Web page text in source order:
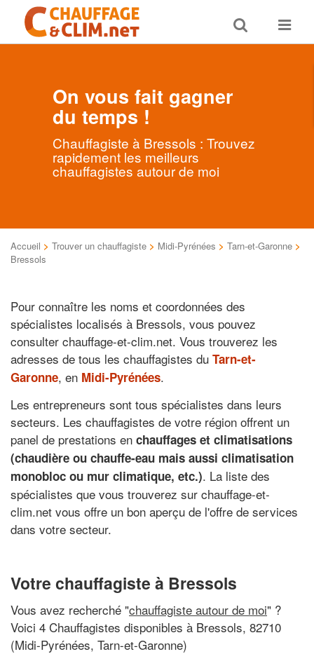
Toggle
search
Toggle
On vous fait gagner
du temps !
Chauffagiste à Bressols : Trouvez
rapidement les meilleurs
chauffagistes autour de moi
Accueil > Trouver un chauffagiste > Midi-Pyrénées > Tarn-et-Garonne >
Bressols
Pour connaître les noms et coordonnées des
spécialistes localisés à Bressols, vous pouvez
consulter chauffage-et-clim.net. Vous trouverez les
adresses de tous les chauffagistes du Tarn-et-
Garonne, en Midi-Pyrénées.
Les entrepreneurs sont tous spécialistes dans leurs
secteurs. Les chauffagistes de votre région offrent un
panel de prestations en chauffages et climatisations
(chaudière ou chauffe-eau mais aussi climatisation
monobloc ou mur climatique, etc.). La liste des
spécialistes que vous trouverez sur chauffage-et-
clim.net vous offre un bon aperçu de l'offre de services
dans votre secteur.
Votre chauffagiste à Bressols
Vous avez recherché "chauffagiste autour de moi" ?
Voici 4 Chauffagistes disponibles à Bressols, 82710
(Midi-Pyrénées, Tarn-et-Garonne)